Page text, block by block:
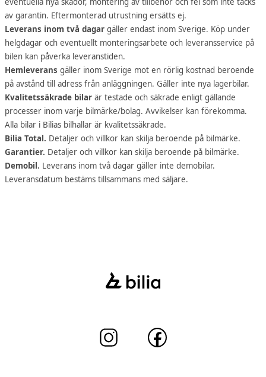
av garantin. Eftermonterad utrustning ersätts ej.
Leverans inom två dagar gäller endast inom Sverige. Köp under
helgdagar och eventuellt monteringsarbete och leveransservice på
bilen kan påverka leveranstiden.
Hemleverans gäller inom Sverige mot en rörlig kostnad beroende
på avstånd till adress från anläggningen. Gäller inte nya lagerbilar.
Kvalitetssäkrade bilar är testade och säkrade enligt gällande
processer inom varje bilmärke/bolag. Avvikelser kan förekomma.
Alla bilar i Bilias bilhallar är kvalitetssäkrade.
Bilia Total. Detaljer och villkor kan skilja beroende på bilmärke.
Garantier. Detaljer och villkor kan skilja beroende på bilmärke.
Demobil. Leverans inom två dagar gäller inte demobilar.
Leveransdatum bestäms tillsammans med säljare.